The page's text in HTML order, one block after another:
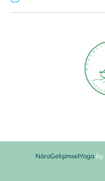
NöroGelişimselYoga by